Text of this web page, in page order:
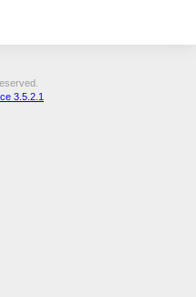
3.5.2.1